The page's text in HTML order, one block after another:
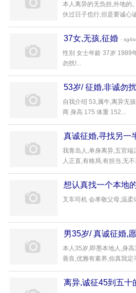
本人离异的无负担,外地的
伙过日子也行,但是要诚心
37女,无孩,征婚 -
性别 女士年龄 37岁 1989
勿扰!...
53岁/ 征婚,非诚勿扰
自我介绍 53,属牛,离异无
商 身高 175 体重 152...
真诚征婚,寻找另一
我青岛人,单身离异,五官
人正直,有格局,有担当,无
想认真找一个本地
叉车司机 会孝敬父母,温柔
男35岁/ 真诚征婚,
本人35岁,即墨本地人,身
善良,优雅有素养,你真我定
离异,诚征45到五十